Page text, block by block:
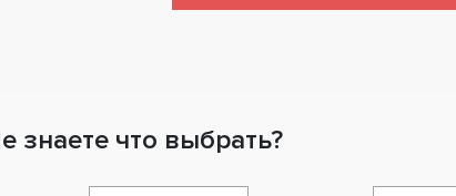
знаете что выбрать?